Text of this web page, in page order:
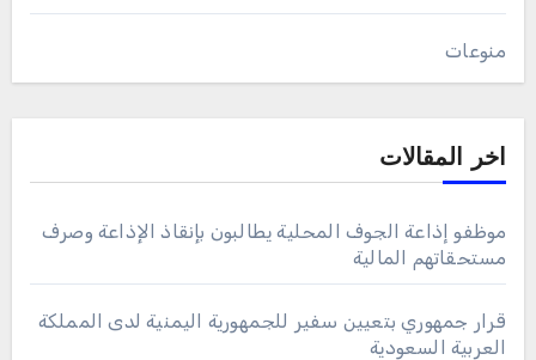
منوعات
اخر المقالات
موظفو إذاعة الجوف المحلية يطالبون بإنقاذ الإذاعة وصرف
مستحقاتهم المالية
قرار جمهوري بتعيين سفير للجمهورية اليمنية لدى المملكة
العربية السعودية